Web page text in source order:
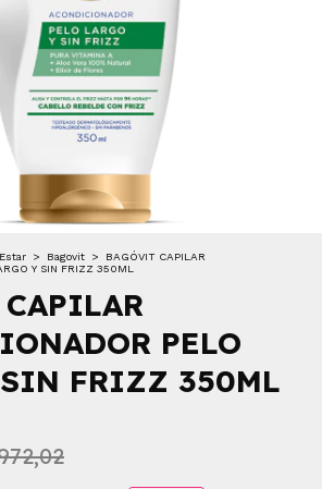
> Bagovit >
BAGÓVIT CAPILAR
Y SIN FRIZZ 350ML
PELO
FRIZZ 350ML